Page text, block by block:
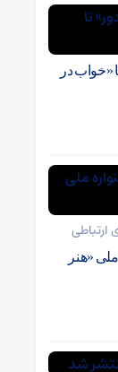
«خواب در
ارتباطی
«هنر